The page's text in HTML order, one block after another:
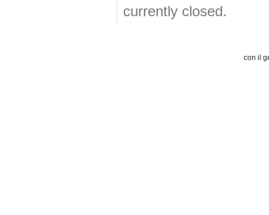
currently closed.
con il